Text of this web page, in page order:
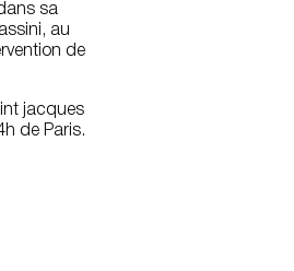
sa
au
de
jacques
de Paris.